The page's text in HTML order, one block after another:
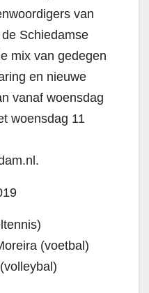
van
Schiedamse
mix van gedegen
en nieuwe
vanaf woensdag
woensdag 11
(voetbal)